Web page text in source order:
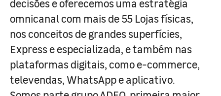
decisões e oferecemos uma estratégia
omnicanal com mais de 55 Lojas físicas,
nos conceitos de grandes superfícies,
Express e especializada, e também nas
plataformas digitais, como e-commerce,
televendas, WhatsApp e aplicativo.